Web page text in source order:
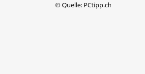
©Quelle: PCtipp.ch